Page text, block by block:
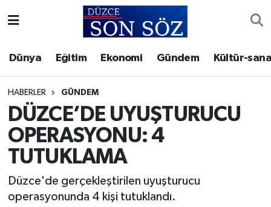
Dünya Eğitim Ekonomi Gündem Kültür-
HABERLER GÜNDEM
DÜZCE’DE UYUŞTURUCU
OPERASYONU: 4
TUTUKLAMA
Düzce'de gerçekleştirilen uyuşturucu
operasyonunda 4 kişi tutuklandı.
Gizlilik Sözleşmesi
İletişim
Künye
Akçakoca Hava Durumu
Akçakoca Trafik Yoğunluk Haritası
Süper Lig Puan Durumu ve Fikstür
Son Dakika Haberleri